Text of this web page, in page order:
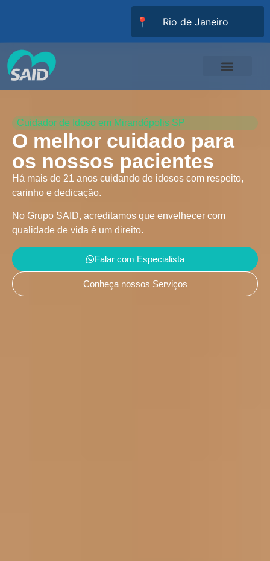
📍
Cuidador de Idoso em Mirandópolis SP
O melhor cuidado para
os nossos pacientes
Há mais de 21 anos cuidando de idosos com respeito,
carinho e dedicação.
No Grupo SAID, acreditamos que envelhecer com
qualidade de vida é um direito.
Falar com Especialista
Conheça nossos Serviços